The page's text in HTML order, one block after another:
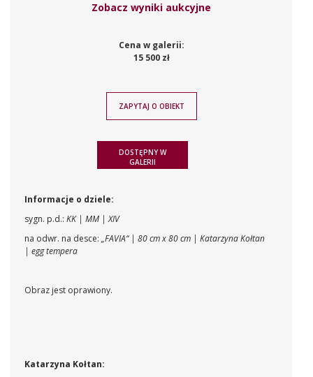
Zobacz wyniki aukcyjne
Cena w galerii:
15 500 zł
ZAPYTAJ O OBIEKT
DOSTĘPNY W
GALERII
Informacje o dziele:
sygn. p.d.: KK | MM | XIV
na odwr. na desce: „FAVIA“ | 80 cm x 80 cm | Katarzyna Kołtan
| egg tempera
Obraz jest oprawiony.
Katarzyna Kołtan: